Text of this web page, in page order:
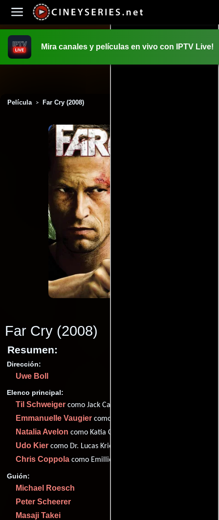
Mira canales y películas en vivo con IPTV Live!
Película > Far Cry (2008)
Far Cry (2008)
Resumen:
Dirección:
Uwe Boll
Elenco principal:
Til Schweiger como Jack Carver
Emmanuelle Vaugier como Valerie Cardinal
Natalia Avelon como Katia Chernov
Udo Kier como Dr. Lucas Krieger
Chris Coppola como Emillio
Guión:
Michael Roesch
Peter Scheerer
Masaji Takei